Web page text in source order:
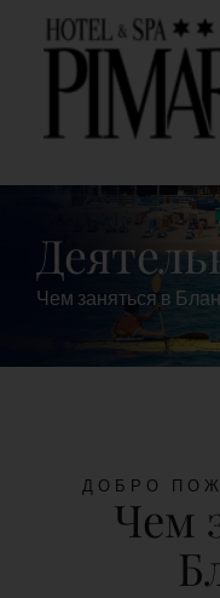
content
Спальни
Гостиничные услуги
Чем заняться в
ДОБРО
Чем